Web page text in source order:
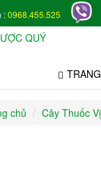
:0968.455.525
chủ Cây Thuốc